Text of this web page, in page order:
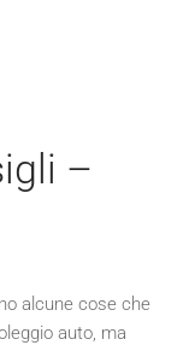
–
alcune cose che
auto, ma